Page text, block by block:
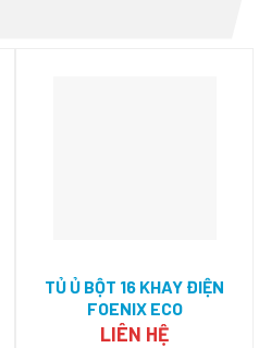
TỦ Ủ BỘT 16 KHAY ĐIỆN
FOENIX ECO
LIÊN HỆ